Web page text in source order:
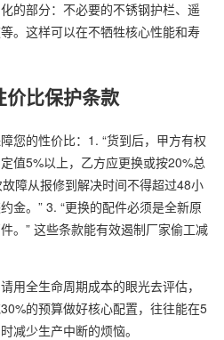
的部分：不必要的不锈钢护栏、遥
。这样可以在不牺牲核心性能和寿
价比保护条款
您的性价比：1. “货到后，甲方有权
值5%以上，乙方应更换或按20%总
障从报修到解决时间不得超过48小
金。” 3. “更换的配件必须是全新原
。” 这些条款能有效遏制厂家偷工减
用全生命周期成本的眼光去评估，
的预算做好核心配置，往往能在5
减少生产中断的烦恼。